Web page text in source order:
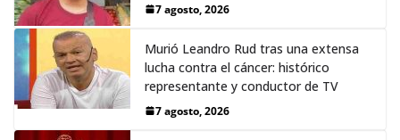
7 agosto, 2026
Murió Leandro Rud tras una extensa
lucha contra el cáncer: histórico
representante y conductor de TV
7 agosto, 2026